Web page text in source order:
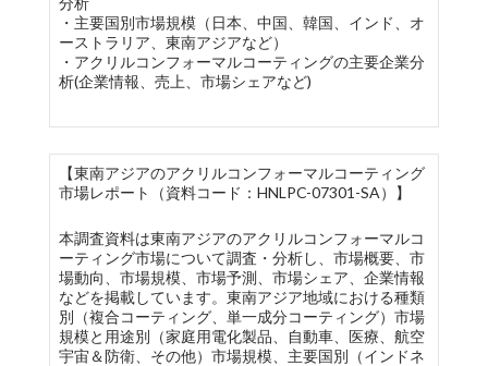
・主要国別市場規模（日本、中国、韓国、インド、オ
ーストラリア、東南アジアなど）
・アクリルコンフォーマルコーティングの主要企業分
析(企業情報、売上、市場シェアなど)
【東南アジアのアクリルコンフォーマルコーティング
市場レポート（資料コード：HNLPC-07301-SA）】
本調査資料は東南アジアのアクリルコンフォーマルコ
ーティング市場について調査・分析し、市場概要、市
場動向、市場規模、市場予測、市場シェア、企業情報
などを掲載しています。東南アジア地域における種類
別（複合コーティング、単一成分コーティング）市場
規模と用途別（家庭用電化製品、自動車、医療、航空
宇宙＆防衛、その他）市場規模、主要国別（インドネ